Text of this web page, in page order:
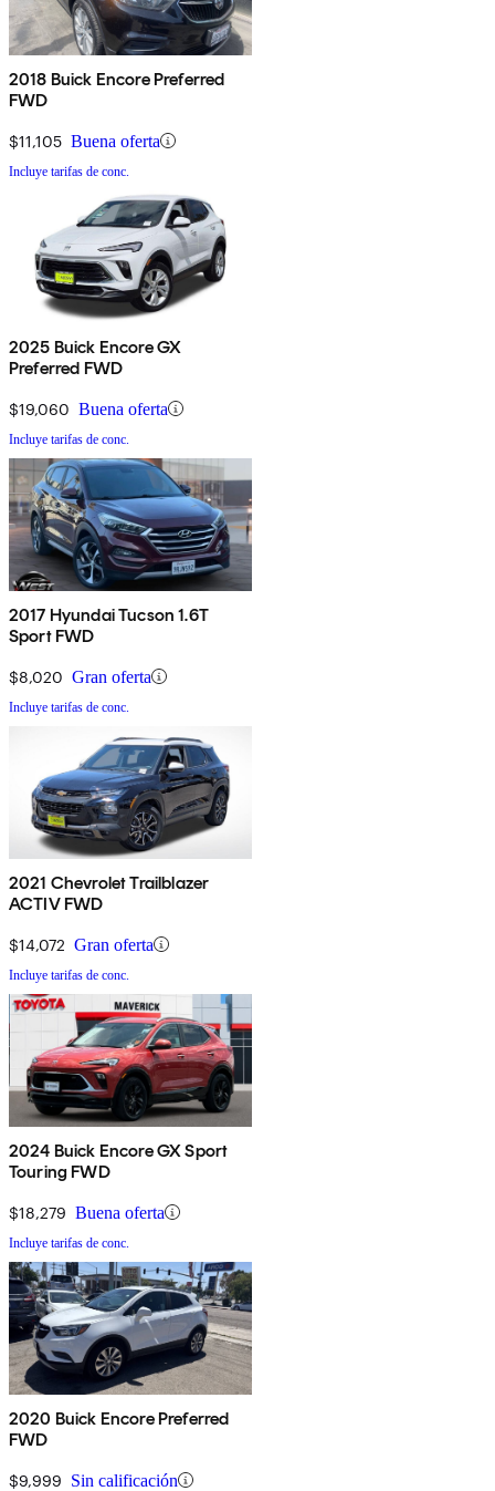
2018 Buick Encore Preferred
FWD
$11,105 Buena oferta
Incluye tarifas de conc.
2025 Buick Encore GX
Preferred FWD
$19,060 Buena oferta
Incluye tarifas de conc.
2017 Hyundai Tucson 1.6T
Sport FWD
$8,020 Gran oferta
Incluye tarifas de conc.
2021 Chevrolet Trailblazer
ACTIV FWD
$14,072 Gran oferta
Incluye tarifas de conc.
2024 Buick Encore GX Sport
Touring FWD
$18,279 Buena oferta
Incluye tarifas de conc.
2020 Buick Encore Preferred
FWD
$9,999 Sin calificación